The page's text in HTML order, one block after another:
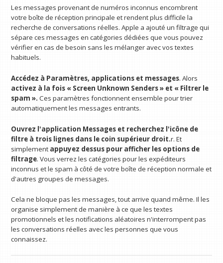
Les messages provenant de numéros inconnus encombrent
votre boîte de réception principale et rendent plus difficile la
recherche de conversations réelles. Apple a ajouté un filtrage qui
sépare ces messages en catégories dédiées que vous pouvez
vérifier en cas de besoin sans les mélanger avec vos textes
habituels.
Accédez à Paramètres, applications et messages. Alors
activez à la fois « Screen Unknown Senders » et « Filtrer le
spam ».Ces paramètres fonctionnent ensemble pour trier
automatiquement les messages entrants.
Ouvrez l'application Messages et recherchez l'icône de
filtre à trois lignes dans le coin supérieur droit.r. Et
simplement appuyez dessus pour afficher les options de
filtrage. Vous verrez les catégories pour les expéditeurs
inconnus et le spam à côté de votre boîte de réception normale et
d'autres groupes de messages.
Cela ne bloque pas les messages, tout arrive quand même. Il les
organise simplement de manière à ce que les textes
promotionnels et les notifications aléatoires n'interrompent pas
les conversations réelles avec les personnes que vous
connaissez.